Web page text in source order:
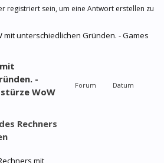
registriert sein, um eine Antwort erstellen zu
mit unterschiedlichen Gründen. - Games
-
WoW
Forum Datum
Rechners
mit